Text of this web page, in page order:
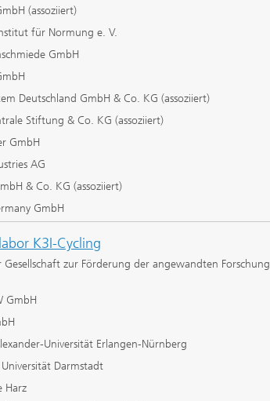
(assoziiert)
für Normung e. V.
GmbH
Deutschland GmbH & Co. KG (assoziiert)
Stiftung & Co. KG (assoziiert)
GmbH
AG
& Co. KG (assoziiert)
GmbH
K3I-Cycling
Gesellschaft zur Förderung der angewandten Forschung
GmbH
Universität Erlangen-Nürnberg
Universität Darmstadt
Harz